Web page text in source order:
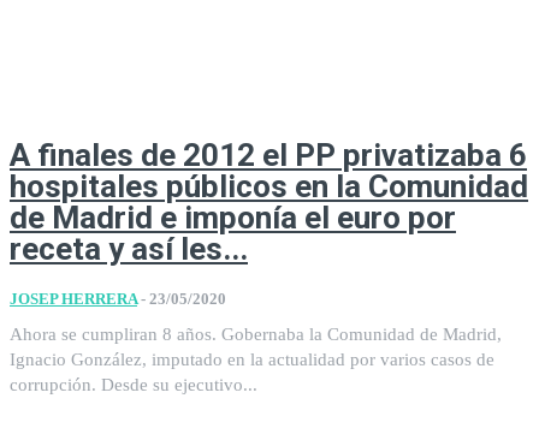
A finales de 2012 el PP privatizaba 6
hospitales públicos en la Comunidad
de Madrid e imponía el euro por
receta y así les...
JOSEP HERRERA - 23/05/2020
Ahora se cumpliran 8 años. Gobernaba la Comunidad de Madrid,
Ignacio González, imputado en la actualidad por varios casos de
corrupción. Desde su ejecutivo...